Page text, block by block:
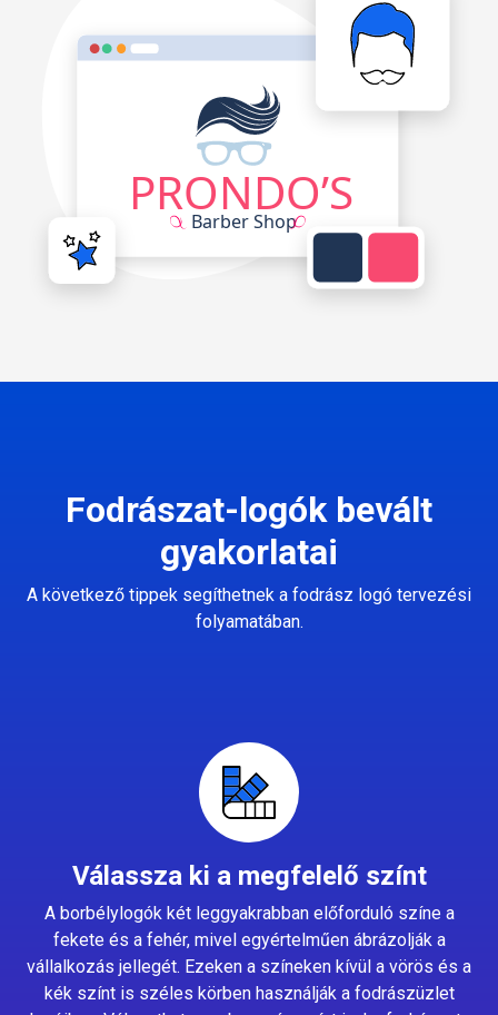
Fodrászat-logók bevált
gyakorlatai
A következő tippek segíthetnek a fodrász logó tervezési
folyamatában.
Válassza ki a megfelelő színt
A borbélylogók két leggyakrabban előforduló színe a
fekete és a fehér, mivel egyértelműen ábrázolják a
vállalkozás jellegét. Ezeken a színeken kívül a vörös és a
kék színt is széles körben használják a fodrászüzlet